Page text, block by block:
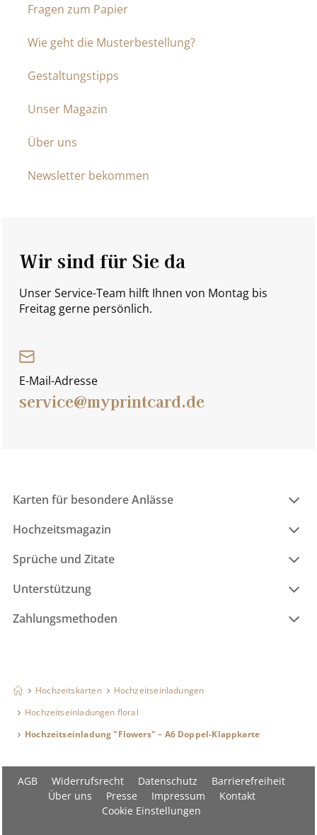
Fragen zum Papier
Wie geht die Musterbestellung?
Gestaltungstipps
Unser Magazin
Über uns
Newsletter bekommen
Wir sind für Sie da
Unser Service-Team hilft Ihnen von Montag bis
Freitag gerne persönlich.
E-Mail-Adresse
service@myprintcard.de
Karten für besondere Anlässe
Hochzeitsmagazin
Sprüche und Zitate
Unterstützung
Zahlungsmethoden
Hochzeitskarten
Hochzeitseinladungen
Hochzeitseinladungen floral
Hochzeitseinladung "Flowers" – A6 Doppel-Klappkarte
AGB Widerrufsrecht Datenschutz
Barrierefreiheit
Über uns
Presse Impressum
Kontakt
Cookie Einstellungen